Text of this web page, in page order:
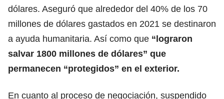
dólares. Aseguró que alrededor del 40% de los 70
millones de dólares gastados en 2021 se destinaron
a ayuda humanitaria. Así como que “lograron
salvar 1800 millones de dólares” que
permanecen “protegidos” en el exterior.
En cuanto al proceso de negociación, suspendido